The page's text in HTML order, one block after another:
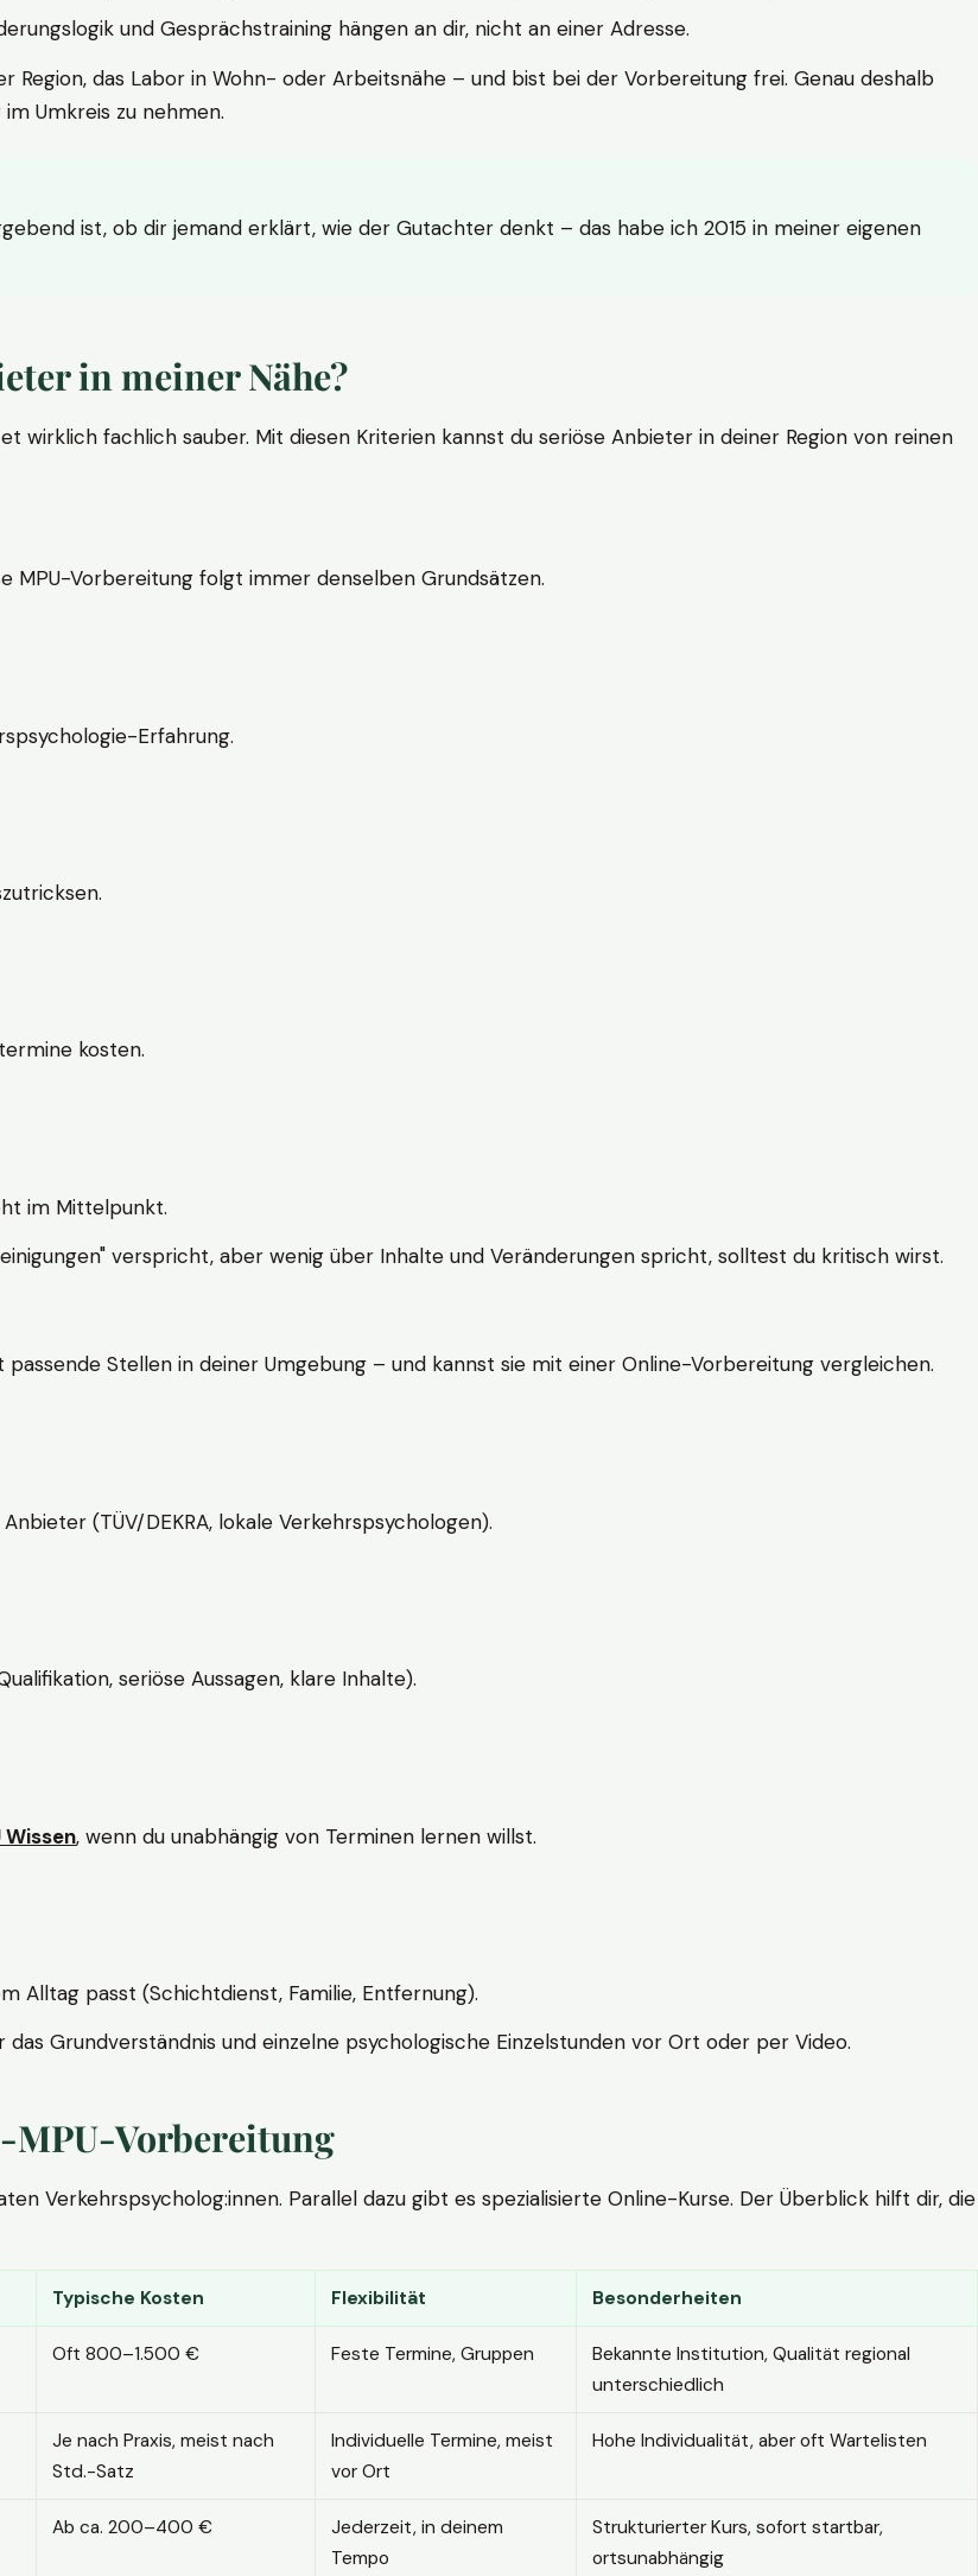
und Gesprächstraining hängen an dir, nicht an einer Adresse.
Region, das Labor in Wohn- oder Arbeitsnähe – und bist bei der Vorbereitung frei. Genau deshalb
Umkreis zu nehmen.
ist, ob dir jemand erklärt, wie der Gutachter denkt – das habe ich 2015 in meiner eigenen
in meiner Nähe?
wirklich fachlich sauber. Mit diesen Kriterien kannst du seriöse Anbieter in deiner Region von reinen
MPU-Vorbereitung folgt immer denselben Grundsätzen.
Erfahrung.
kosten.
im Mittelpunkt.
verspricht, aber wenig über Inhalte und Veränderungen spricht, solltest du kritisch wirst.
Stellen in deiner Umgebung – und kannst sie mit einer Online-Vorbereitung vergleichen.
(TÜV/DEKRA, lokale Verkehrspsychologen).
seriöse Aussagen, klare Inhalte).
Wissen, wenn du unabhängig von Terminen lernen willst.
Alltag passt (Schichtdienst, Familie, Entfernung).
Grundverständnis und einzelne psychologische Einzelstunden vor Ort oder per Video.
MPU-Vorbereitung
Verkehrspsycholog:innen. Parallel dazu gibt es spezialisierte Online-Kurse. Der Überblick hilft dir, die
Typische Kosten Flexibilität Besonderheiten
Oft 800–1.500 € Feste Termine, Gruppen
Bekannte Institution, Qualität regional
unterschiedlich
Je nach Praxis, meist nach
Std.-Satz
Individuelle Termine, meist
vor Ort
Hohe Individualität, aber oft Wartelisten
Ab ca. 200–400 €
Jederzeit, in deinem
Tempo
Strukturierter Kurs, sofort startbar,
ortsunabhängig